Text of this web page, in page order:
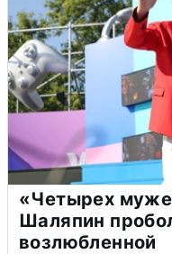
«Четырех
Шаляпин
возлюбленной